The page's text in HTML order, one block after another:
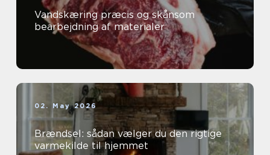
Vandskæring præcis og skånsom
bearbejdning af materialer
02. May 2026
Brændsel: sådan vælger du den rigtige
varmekilde til hjemmet